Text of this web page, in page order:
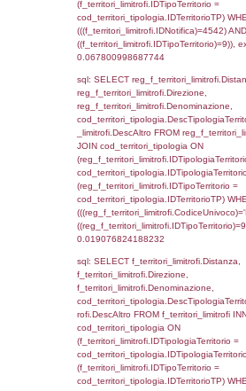
JOIN
sql: SELECT
rofi.DescAltro